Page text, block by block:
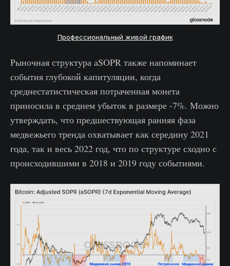
Профессиональный живой график
Рыночная структура aSOPR также напоминает
события глубокой капитуляции, когда
среднестатистическая потраченная монета
приносила в среднем убыток в размере -7%. Можно
утверждать, что предшествующая ранняя фаза
медвежьего тренда охватывает как середину 2021
года, так и весь 2022 год, что по структуре сходно с
происходившими в 2018 и 2019 году событиями.